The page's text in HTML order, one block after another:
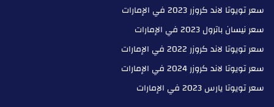
سعر تويوتا لاند كروزر 2023 في الإمارات
سعر نيسان باترول 2023 في الإمارات
سعر تويوتا لاند كروزر 2022 في الإمارات
سعر تويوتا لاند كروزر 2024 في الإمارات
سعر تويوتا يارس 2023 في الإمارات